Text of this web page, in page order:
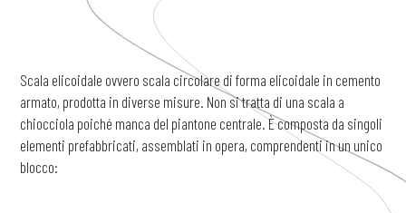
Scala elicoidale ovvero scala circolare di forma elicoidale in cemento
armato, prodotta in diverse misure. Non si tratta di una scala a
chiocciola poiché manca del piantone centrale. È composta da singoli
elementi prefabbricati, assemblati in opera, comprendenti in un unico
blocco: